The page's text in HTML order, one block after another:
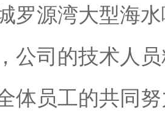
罗源湾大型海
公司的技术人
体员工的共同